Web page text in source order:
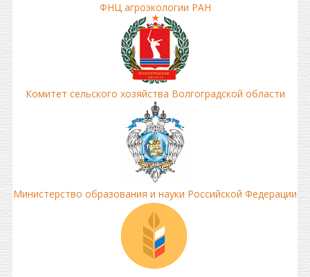
ФНЦ агроэкологии РАН
Комитет сельского хозяйства Волгоградской области
Министерство образования и науки Российской Федерации